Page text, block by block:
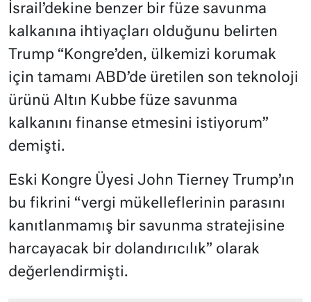
İsrail’dekine benzer bir füze savunma
kalkanına ihtiyaçları olduğunu belirten
Trump “Kongre’den, ülkemizi korumak
için tamamı ABD’de üretilen son teknoloji
ürünü Altın Kubbe füze savunma
kalkanını finanse etmesini istiyorum”
demişti.
Eski Kongre Üyesi John Tierney Trump’ın
bu fikrini “vergi mükelleflerinin parasını
kanıtlanmamış bir savunma stratejisine
harcayacak bir dolandırıcılık” olarak
değerlendirmişti.